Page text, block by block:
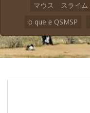
マウス スライム
o que e QSMSP